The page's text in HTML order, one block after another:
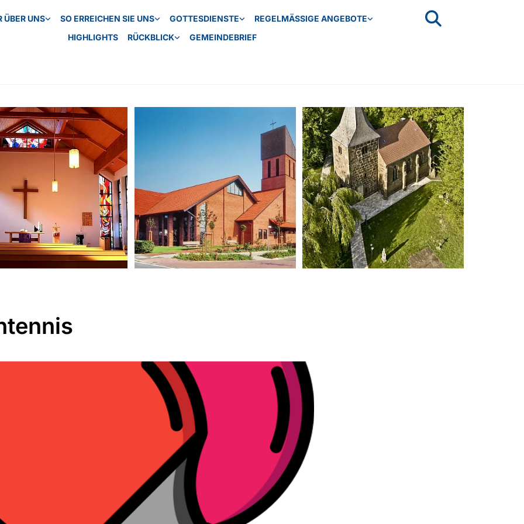
ÜBER UNS SO ERREICHEN SIE UNS GOTTESDIENSTE
REGELMÄSSIGE ANGEBOTE
HIGHLIGHTS
RÜCKBLICK GEMEINDEBRIEF